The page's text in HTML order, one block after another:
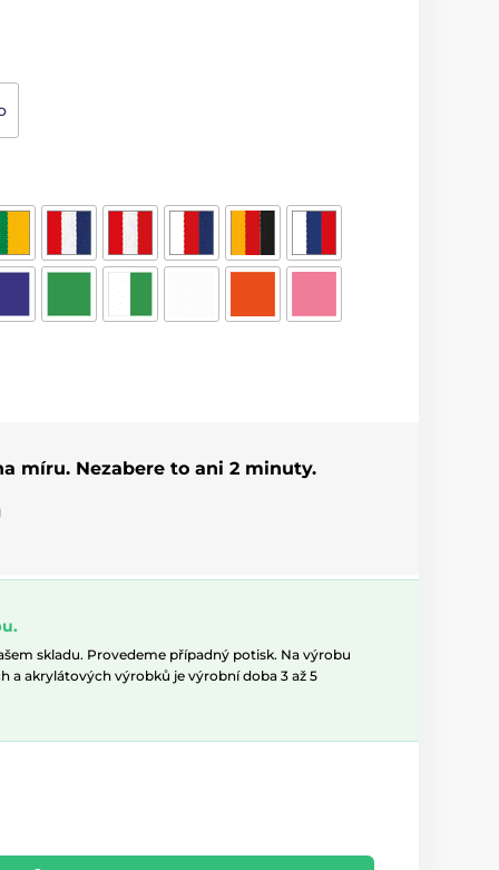
míru. Nezabere to ani 2 minuty.
skladu. Provedeme případný potisk. Na výrobu
a akrylátových výrobků je výrobní doba 3 až 5